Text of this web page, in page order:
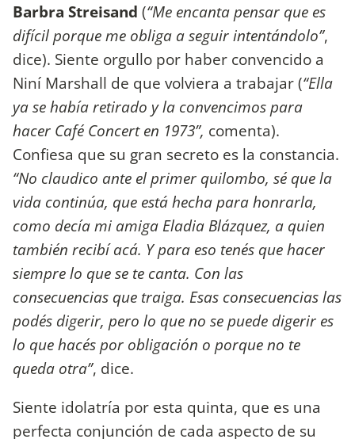
Barbra Streisand (“Me encanta pensar que es
difícil porque me obliga a seguir intentándolo”,
dice). Siente orgullo por haber convencido a
Niní Marshall de que volviera a trabajar (“Ella
ya se había retirado y la convencimos para
hacer Café Concert en 1973”, comenta).
Confiesa que su gran secreto es la constancia.
“No claudico ante el primer quilombo, sé que la
vida continúa, que está hecha para honrarla,
como decía mi amiga Eladia Blázquez, a quien
también recibí acá. Y para eso tenés que hacer
siempre lo que se te canta. Con las
consecuencias que traiga. Esas consecuencias las
podés digerir, pero lo que no se puede digerir es
lo que hacés por obligación o porque no te
queda otra”, dice.
Siente idolatría por esta quinta, que es una
perfecta conjunción de cada aspecto de su